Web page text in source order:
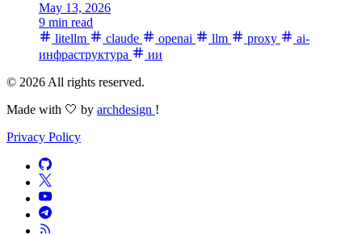
May 13, 2026
9 min read
litellm
claude openai llm proxy
ai-
инфраструктура
ии
© 2026 All rights reserved.
Made with 🤍 by archdesign !
Privacy Policy